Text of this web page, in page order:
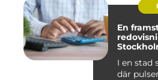
En
I en stad
där